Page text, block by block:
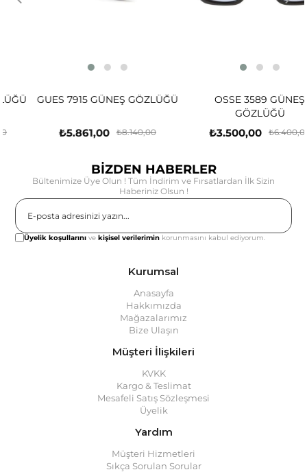
GUES 7915 GÜNEŞ GÖZLÜĞÜ
₺5.861,00 ₺8.140,00
OSSE 3589 GÜNEŞ
GÖZLÜĞÜ
₺3.500,00 ₺6.400,00
BİZDEN HABERLER
Bültenimize Üye Olun ! Tüm İndirim ve Fırsatlardan İlk Sizin
Haberiniz Olsun !
Üyelik koşullarını vekişisel verilerimin korunmasını kabul ediyorum.
Kurumsal
Anasayfa
Hakkımızda
Mağazalarımız
Bize Ulaşın
Müşteri İlişkileri
KVKK
Kargo & Teslimat
Mesafeli Satış Sözleşmesi
Üyelik
Yardım
Müşteri Hizmetleri
Sıkça Sorulan Sorular